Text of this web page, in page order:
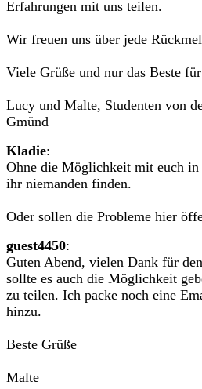
Erfahrungen mit uns teilen.
Wir freuen uns über jede
Viele Grüße und nur das Beste
Lucy und Malte, Studenten von
Gmünd
Kladie:
Ohne die Möglichkeit mit euch
ihr niemanden finden.
Oder sollen die Probleme hier
guest4450:
Guten Abend, vielen Dank für
sollte es auch die Möglichkeit
zu teilen. Ich packe noch eine
hinzu.
Beste Grüße
Malte